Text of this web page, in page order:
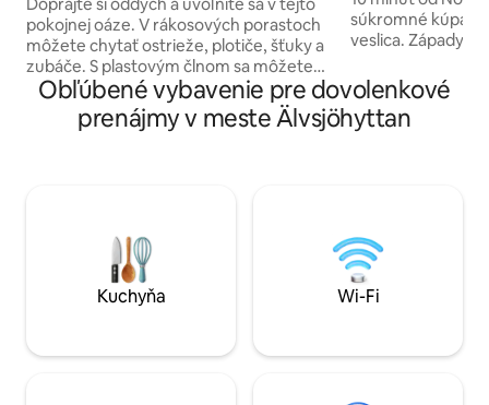
pokojnej oáze. V rákosových porastoch
môžete chytať ostrieže, plotiče, šťuky a
zubáče. S plastovým člnom sa môžete
vydať na jazero Vänern, a ak máte so
sebou kajak, ľahko ho spustíte na vodu.
Plastové veslovacie člnové vedro je
pri ostrovčekoch a ostrovoch.
Värmlandsnäs sa nachádza uprostred
najväčšieho sladkovodného jazera vo
Švédsku, Vänernu, a ponúka bohatú
súkromné
veslica. Západy
skútri (letný čas).
novostavba v
čerstvou
lesa s peknými
Bergslagsleden.
vzdialené asi 3 km.
Obľúbené vybavenie pre dovolenkové
prenájmy v meste Älvsjöhyttan
Kuchyňa Wi-Fi